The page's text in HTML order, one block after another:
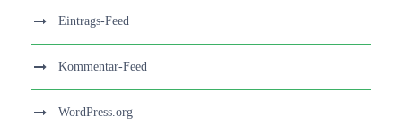
Eintrags-Feed
Kommentar-Feed
WordPress.org